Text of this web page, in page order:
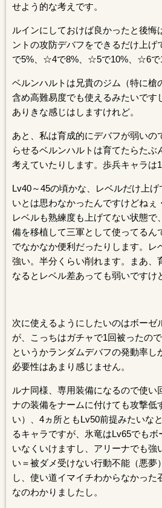
せよう的な考えです。
ルインにしておけば良かったと後悔
ントの攻防デバフをできるだけ上
で5%、☆4で8%、☆5で10%、☆6で
ベルンハルトは兄貴のジム（特に槍
含め高難易度でも使えるみたいです
ありきな感じはしますけれど。
あと、私は育成的にデバフが弱いの
らせるベルンハルトは育てたらたぶ
考えていたりします。歩兵キャラは
Lv40～45の頃かな、レベルだけ上
いとは思わなかったんですけどねぇ
レベルも熟練度も上げてない状態で
備を移植して三軍として使ってるん
でなかなか便利だったりします。レ
強い。半分くらい削れます。まあ、
なるとレベル差あっても弱いですけ
次に使えるようにしたいのはボーゼ
が、こっちはガチャで1回被ったの
というかランダムデバフの発動率し
必要性はあまり感じません。
ルナ同様、専用装備になるので使
ナの装備をナームに付けても攻撃低
い）、4ヵ所ともLv50前提みたいな
るキャラですが、氷竜はLv65でも
いなくいけますし、アリーナでも強
い＝被ダメ受けない行動不能（悪夢
し、使い道イマイチわからなかった
なのわかりましたし。